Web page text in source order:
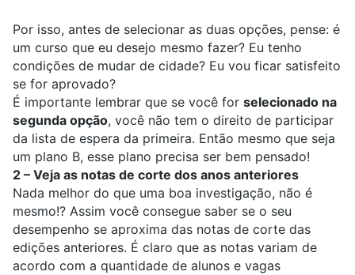
Por isso, antes de selecionar as duas opções, pense: é
um curso que eu desejo mesmo fazer? Eu tenho
condições de mudar de cidade? Eu vou ficar satisfeito
se for aprovado?
É importante lembrar que se você for selecionado na
segunda opção, você não tem o direito de participar
da lista de espera da primeira. Então mesmo que seja
um plano B, esse plano precisa ser bem pensado!
2 – Veja as notas de corte dos anos anteriores
Nada melhor do que uma boa investigação, não é
mesmo!? Assim você consegue saber se o seu
desempenho se aproxima das notas de corte das
edições anteriores. É claro que as notas variam de
acordo com a quantidade de alunos e vagas